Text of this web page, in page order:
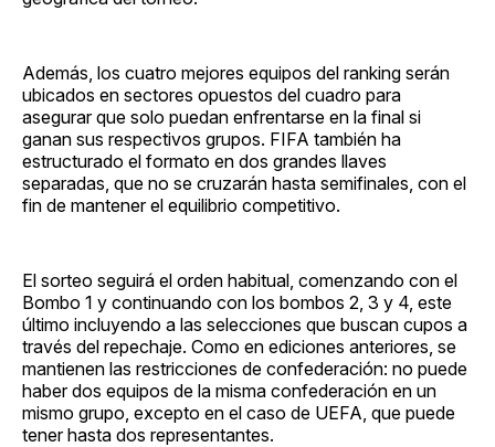
Además, los cuatro mejores equipos del ranking serán
ubicados en sectores opuestos del cuadro para
asegurar que solo puedan enfrentarse en la final si
ganan sus respectivos grupos. FIFA también ha
estructurado el formato en dos grandes llaves
separadas, que no se cruzarán hasta semifinales, con el
fin de mantener el equilibrio competitivo.
El sorteo seguirá el orden habitual, comenzando con el
Bombo 1 y continuando con los bombos 2, 3 y 4, este
último incluyendo a las selecciones que buscan cupos a
través del repechaje. Como en ediciones anteriores, se
mantienen las restricciones de confederación: no puede
haber dos equipos de la misma confederación en un
mismo grupo, excepto en el caso de UEFA, que puede
tener hasta dos representantes.